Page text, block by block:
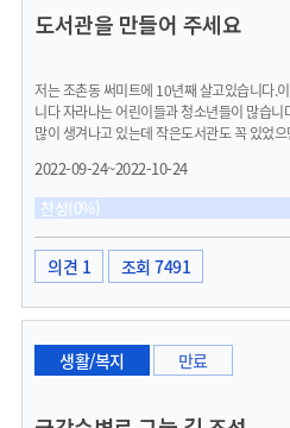
도서관을 만들어 주세요
저는 조촌동 써미트에 10년째 살고있습니다.
니다 자라나는 어린이들과 청소년들이 많습
많이 생겨나고 있는데 작은도서관도 꼭 있었
은 책들을 기증 받아 재활용 하면 좋겠고 신간
작은도서관을 건립해 주세요.
2022-09-24~2022-10-24
찬성(0%)
의견 1 조회 7491
생활/복지 만료